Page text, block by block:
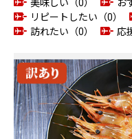
美味しい（0）
お
リピートしたい（0）
訪れたい（0）
応